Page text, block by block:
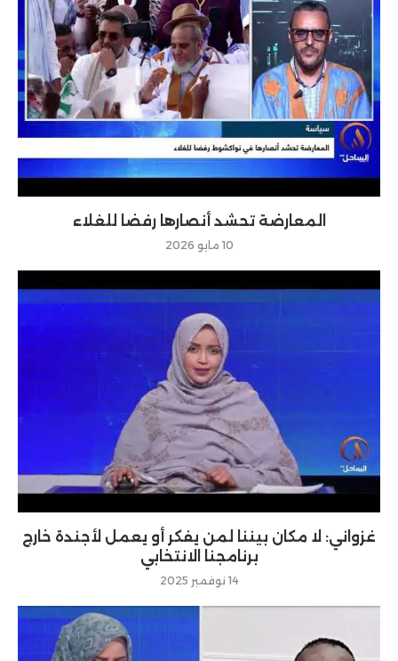
المعارضة تحشد أنصارها رفضا للغلاء
10 مايو 2026
غزواني: لا مكان بيننا لمن يفكر أو يعمل لأجندة خارج
برنامجنا الانتخابي
14 نوفمبر 2025